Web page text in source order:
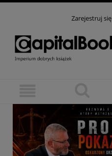
Zarejestruj się